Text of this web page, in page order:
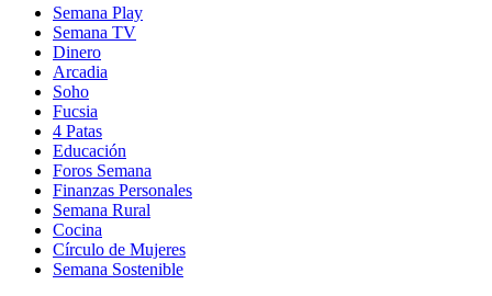
Semana Play
Semana TV
Dinero
Arcadia
Soho
in
new
window
Fucsia
in
new
window
4 Patas
Educación
Foros Semana
Finanzas Personales
Semana Rural
Cocina
Círculo de Mujeres
Semana Sostenible